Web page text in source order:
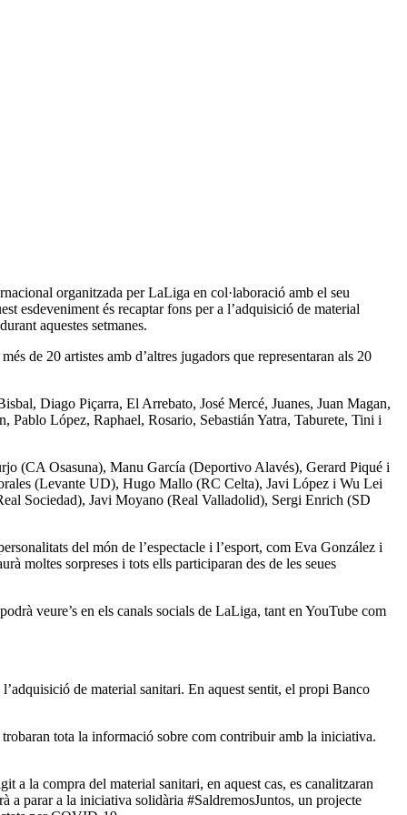
organitzada per LaLiga en col·laboració amb el seu
esdeveniment és recaptar fons per a l’adquisició de material
aquestes setmanes.
de 20 artistes amb d’altres jugadors que representaran als 20
Diago Piçarra, El Arrebato, José Mercé, Juanes, Juan Magan,
López, Raphael, Rosario, Sebastián Yatra, Taburete, Tini i
(CA Osasuna), Manu García (Deportivo Alavés), Gerard Piqué i
(Levante UD), Hugo Mallo (RC Celta), Javi López i Wu Lei
Sociedad), Javi Moyano (Real Valladolid), Sergi Enrich (SD
del món de l’espectacle i l’esport, com Eva González i
moltes sorpreses i tots ells participaran des de les seues
veure’s en els canals socials de LaLiga, tant en YouTube com
de material sanitari. En aquest sentit, el propi Banco
trobaran tota la informació sobre com contribuir amb la iniciativa.
a la compra del material sanitari, en aquest cas, es canalitzaran
a parar a la iniciativa solidària #SaldremosJuntos, un projecte